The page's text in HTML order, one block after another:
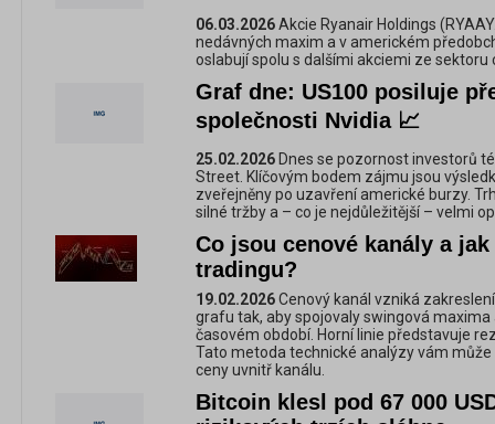
06.03.2026Akcie Ryanair Holdings
nedávných maxim a v americkém
oslabují spolu s dalšími akciemi ze
Graf dne: US100 posiluje
společnosti Nvidia 📈
25.02.2026 Dnes se pozornost investorů
Street. Klíčovým bodem zájmu jsou
zveřejněny po uzavření americké burzy.
silné tržby a – co je nejdůležitější – velmi
Co jsou cenové kanály a
tradingu?
19.02.2026Cenový kanál vzniká
grafu tak, aby spojovaly swingová
časovém období. Horní linie představuje
Tato metoda technické analýzy vám
ceny uvnitř kanálu.
Bitcoin klesl pod 67 000